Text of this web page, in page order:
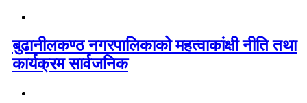
बुढानीलकण्ठ नगरपालिकाको महत्वाकांक्षी नीति तथा
कार्यक्रम सार्वजनिक